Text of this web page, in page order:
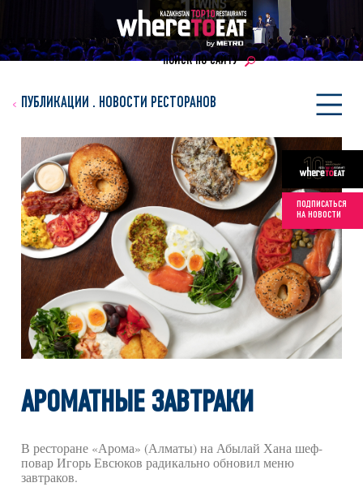
ПОИСК ПО САЙТУ
ПОДПИСАТЬСЯ
НА НОВОСТИ
ПУБЛИКАЦИИ . НОВОСТИ РЕСТОРАНОВ
АРОМАТНЫЕ ЗАВТРАКИ
В ресторане «Арома» (Алматы) на Абылай Хана шеф-
повар Игорь Евсюков радикально обновил меню
завтраков.